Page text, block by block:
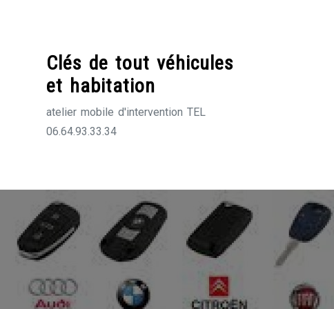
Clés de tout véhicules
et habitation
atelier mobile d'intervention TEL
06.64.93.33.34